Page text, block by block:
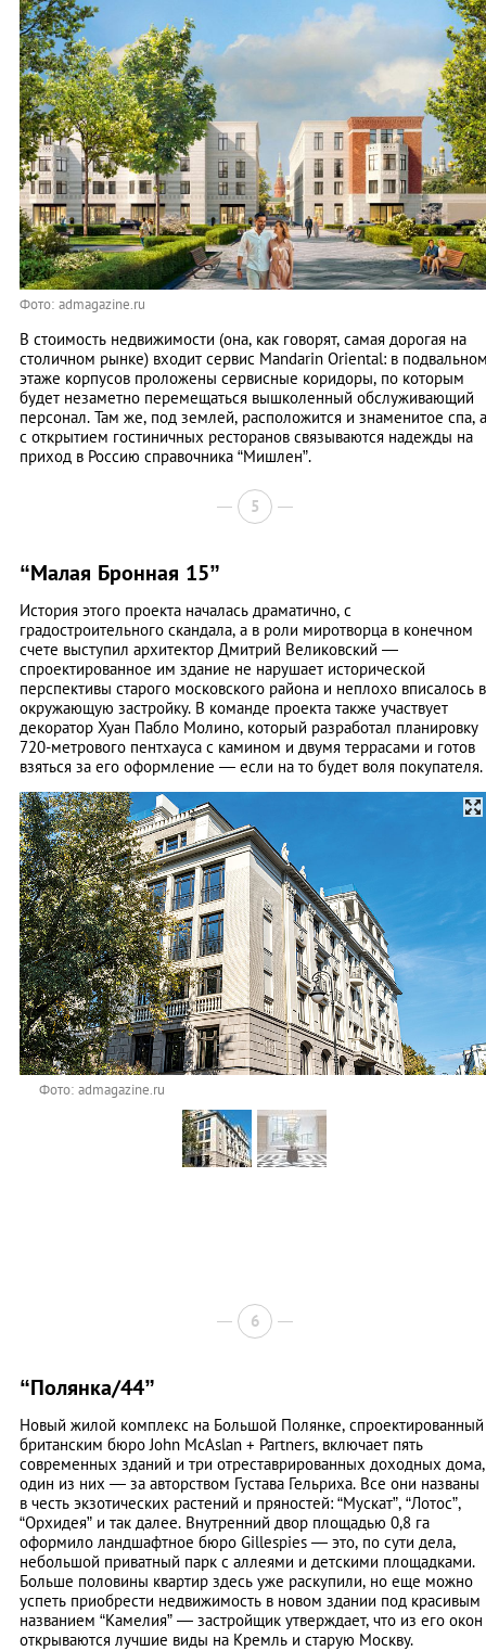
Фото: admagazine.ru
В стоимость недвижимости (она, как говорят, ­самая дорогая на
столичном рынке) входит сервис Mandarin Oriental: в
этаже корпусов проложены сервисные коридоры, по которым
будет незаметно перемещаться вышколенный обслужива­ющий
персонал. Там же, под землей, расположится и знаменитое спа, а
с открытием гостиничных ресторанов связываются надежды на
приход в Россию ­справочника “­Мишлен”.
5
“Малая Бронная 15”
История этого проекта началась драматично, с
градостроительного скандала, а в роли миротворца в конечном
счете выступил архитектор Дмитрий Великовский —
спроектированное им здание не нарушает исторической
перспективы старого московского района и неплохо вписалось в
окружающую застройку. В команде проекта также участвует
декоратор Хуан Пабло Молино, который разработал планировку
720-метрового пентхауса с камином и двумя террасами и ­готов
взяться за его оформление — если на то будет воля ­покупателя.
Фото: admagazine.ru
6
“Полянка/44”
Новый жилой комплекс на Большой Полянке, спроектированный
британским бюро John McAslan + Partners, включает пять
современных зданий и три отреставрированных доходных дома,
один из них — за авторством Густава Гельриха. Все они названы
в честь экзотических растений и пряностей: “Мускат”, “Лотос”,
“Орхидея” и так далее. Внутренний двор площадью 0,8 га
оформило ландшафтное бюро Gillespies — это, по сути дела,
небольшой приватный парк с аллеями и детскими площадками.
Больше половины квартир здесь уже раскупили, но еще можно
успеть приобрести недвижимость в новом здании под красивым
названием “Камелия” — застройщик утверждает, что из его окон
открываются лучшие виды на Кремль и старую Москву.